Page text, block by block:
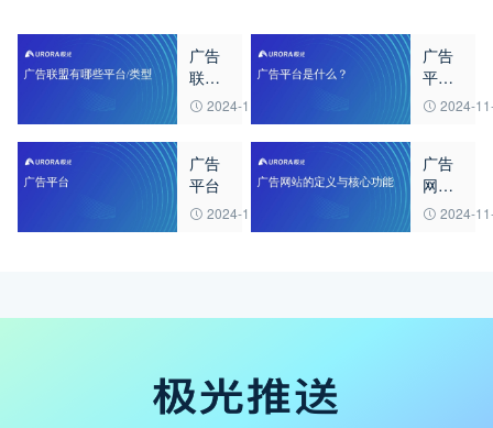
广告
联盟
有哪
型
2024-11-12
广告
平台
是什2024-
广告
平台
2024-11-12
广告
网站
的定2024-